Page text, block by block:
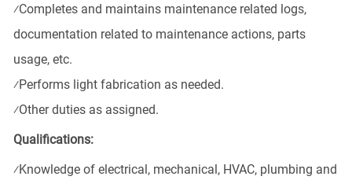
⁄Completes and maintains maintenance related logs,
documentation related to maintenance actions, parts
usage, etc.
⁄Performs light fabrication as needed.
⁄Other duties as assigned.
Qualifications:
⁄Knowledge of electrical, mechanical, HVAC, plumbing and